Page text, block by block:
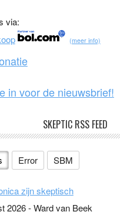
b
e
via:
(meer info)
in voor de nieuwsbrief!
SKEPTIC RSS FEED
Error SBM
zijn skeptisch
2026-Ward van Beek